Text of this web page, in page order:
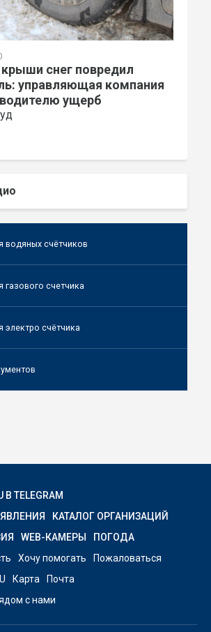
снег повредил
управляющая компания
ущерб
водяных счётчиков
газового счетчика
электро счётчика
В TELEGRAM
КАТАЛОГ ОРГАНИЗАЦИЙ
WEB-КАМЕРЫ
ПОГОДА
Хочу помогать
Пожаловаться
Карта
Почта
с нами